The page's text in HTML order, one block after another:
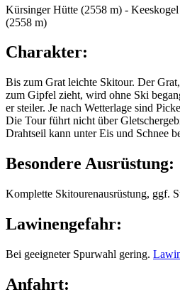
Kürsinger Hütte (2558 m) -
(2558 m)
Charakter:
Bis zum Grat leichte Skitour. Der
zum Gipfel zieht, wird ohne Ski
er steiler. Je nach Wetterlage sind
Die Tour führt nicht über
Drahtseil kann unter Eis und Schnee
Besondere Ausrüstung:
Komplette Skitourenausrüstung, ggf.
Lawinengefahr:
Bei geeigneter Spurwahl gering.
Anfahrt: